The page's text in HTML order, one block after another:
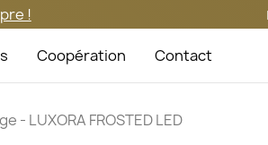
!
Coopération Contact
LUXORA FROSTED LED